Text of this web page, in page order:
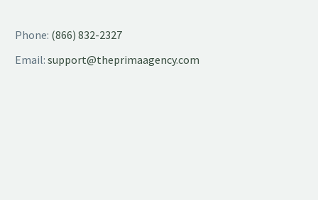
Phone: (866) 832-2327
Email: support@theprimaagency.com